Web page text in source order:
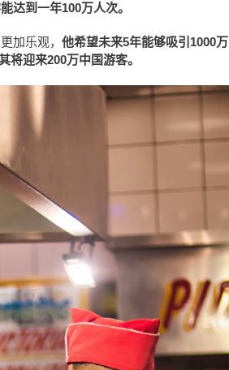
达到一年100万人次。
加乐观， 他希望未来5年能够吸引1000万
将迎来200万中国游客。